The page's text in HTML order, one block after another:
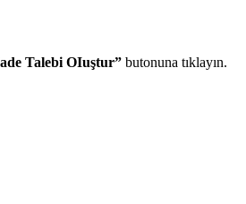
Talebi OIuştur” butonuna tıklayın.